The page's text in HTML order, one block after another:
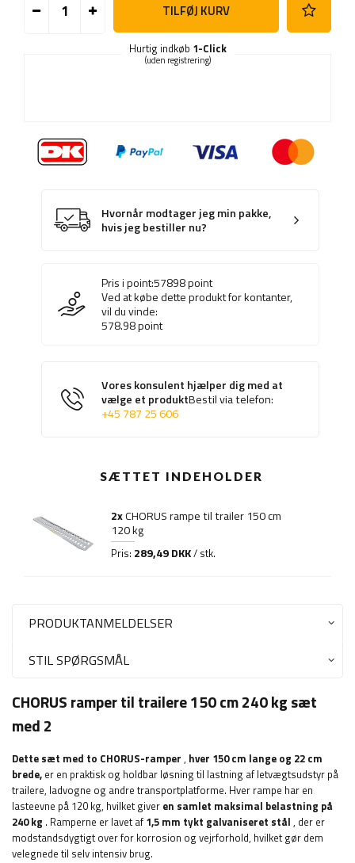
TILFØJ KURV
Hurtig indkøb 1-Click
(uden registrering)
Hvornår modtager jeg min pakke,
hvis jeg bestiller nu?
Pris i point:57898point
Ved at købe dette produkt for kontanter,
vil du vinde:
578.98point
Vores konsulent hjælper dig med at
vælge et produktBestil via telefon:
+45 787 25 606
SÆTTET INDEHOLDER
2xCHORUS rampe til trailer 150 cm
120 kg
Pris: 289,49 DKK/ stk.
PRODUKTANMELDELSER
STIL SPØRGSMÅL
CHORUS ramper til trailere 150 cm 240 kg sæt
med 2
Dette sæt med to CHORUS-ramper , hver 150 cm lange og 22 cm
brede, er en praktisk og holdbar løsning til lastning af letvægtsudstyr på
trailere, ladvogne og andre transportplatforme. Hver rampe har en
lasteevne på 120 kg, hvilket giver en samlet maksimal belastning på
240 kg . Ramperne er lavet af 1,5 mm tykt galvaniseret stål , der er
modstandsdygtigt over for korrosion og vejrforhold, hvilket gør dem
velegnede til selv intensiv brug.